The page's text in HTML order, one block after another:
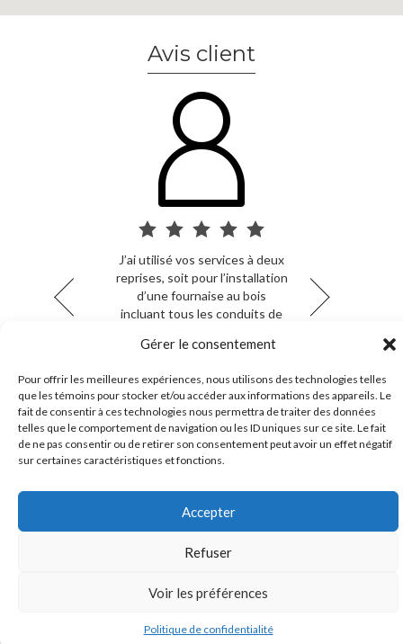
Gérer le consentement
Pour offrir les meilleures expériences, nous utilisons des technologies telles
que les témoins pour stocker et/ou accéder aux informations des appareils. Le
fait de consentir à ces technologies nous permettra de traiter des données
telles que le comportement de navigation ou les ID uniques sur ce site. Le fait
de ne pas consentir ou de retirer son consentement peut avoir un effet négatif
sur certaines caractéristiques et fonctions.
Accepter
Refuser
Voir les préférences
Politique de confidentialité
Avis client
Entreprise familiale très
remarquable!
gestion de travaux
Vision: Respect de sa
clientèle
Priorité: Service après vente
LES ENTREPRISES DENYS
J’ai utilisé vos services à deux
reprises, soit pour l’installation
d’une fournaise au bois
incluant tous les conduits de
l’achat et l’installation d’un
central. Les mots qui me
reviennent à l’esprit sont : «
compétence et honnêteté»
J’en garde un excellent
souvenir.
Votre savoir faire et votre coté
humain nous ont été d'un
grand réconfort lors de la
construction de notre maison.
pour un travail de qualité et un